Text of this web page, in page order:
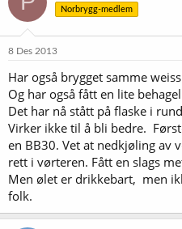
Norbrygg-medlem
8 Des 2013
Har også brygget samme
Og har også fått en lite
Det har nå stått på flaske i
Virker ikke til å bli bedre.
en BB30. Vet at nedkjøling av
rett i vørteren. Fått en slags
Men ølet er drikkebart, men
folk.